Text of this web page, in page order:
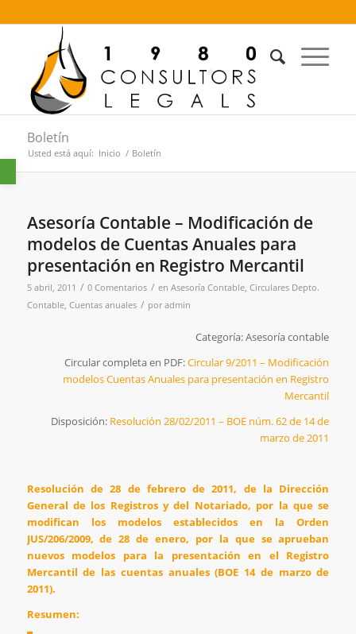
Abrir barra de herramientas
Boletín
Usted está aquí: Inicio / Boletín
Asesoría Contable – Modificación de
modelos de Cuentas Anuales para
presentación en Registro Mercantil
5 abril, 2011 / 0 Comentarios / en Asesoría Contable, Circulares Depto.
Contable, Cuentas anuales / poradmin
Categoría: Asesoría contable
Circular completa en PDF:Circular 9/2011 – Modificación
modelos Cuentas Anuales para presentación en Registro
Mercantil
Disposición: Resolución 28/02/2011 – BOE núm. 62 de 14 de
marzo de 2011
Resolución de 28 de febrero de 2011, de la Dirección
General de los Registros y del Notariado, por la que se
modifican los modelos establecidos en la Orden
JUS/206/2009, de 28 de enero, por la que se aprueban
nuevos modelos para la presentación en el Registro
Mercantil de las cuentas anuales (BOE 14 de marzo de
2011).
Resumen: